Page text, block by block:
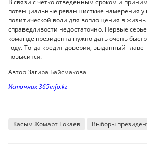
В связи с четко отведенным сроком и
потенциальные реваншисткие намерения у
политической воли для воплощения в
справедливости недостаточно. Первые
команде президента нужно дать очень
году. Тогда кредит доверия, выданный главе
повысится.
Автор Загира Байсмакова
Источник 365info.kz
Касым Жомарт Токаев Выборы